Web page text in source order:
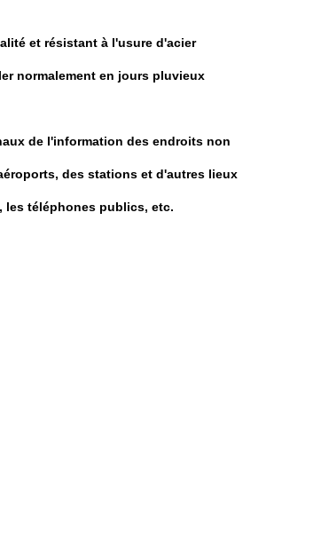
et résistant à l'usure d'acier
normalement en jours pluvieux
de l'information des endroits non
des stations et d'autres lieux
les téléphones publics, etc.